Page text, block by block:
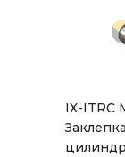
IX-ITRC